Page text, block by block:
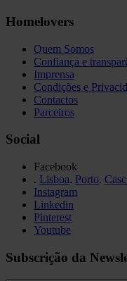
Homelovers
Quem Somos
Confiança e
Imprensa
Condições e
Contactos
Parceiros
Social
Facebook
. Lisboa. Porto.
Instagram
Linkedin
Pinterest
Youtube
Subscrição da